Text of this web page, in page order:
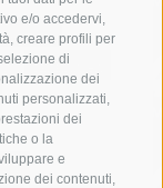
e/o accedervi,
creare profili per
di
dei
personalizzati,
dei
o la
e
dei contenuti,
arresto
carabinieri